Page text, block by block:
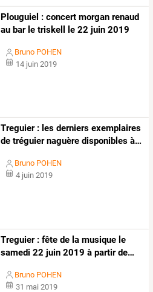
Plouguiel : concert morgan renaud
au bar le triskell le 22 juin 2019
Bruno POHEN
14 juin 2019
Treguier: les derniers exemplaires
de tréguiernaguère disponibles à…
Bruno POHEN
4 juin 2019
Treguier: fête de la musique le
samedi 22 juin 2019 à partirde…
Bruno POHEN
31 mai 2019